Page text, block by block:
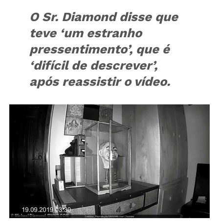
O Sr. Diamond disse que
teve ‘um estranho
pressentimento’, que é
‘difícil de descrever’,
após reassistir o vídeo.